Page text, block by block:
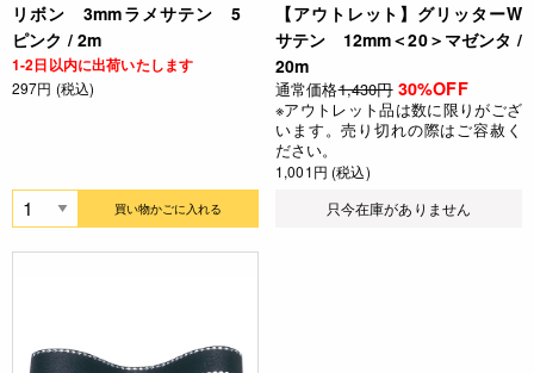
リボン 3mmラメサテン 5
ピンク / 2m
1-2日以内に出荷いたします
297円 (税込)
買い物かごに入れる
【アウトレット】グリッターW
サテン 12mm＜20＞マゼンタ /
20m
通常価格1,430円 30%OFF
※アウトレット品は数に限りがござ
います。売り切れの際はご容赦く
ださい。
1,001円 (税込)
只今在庫がありません